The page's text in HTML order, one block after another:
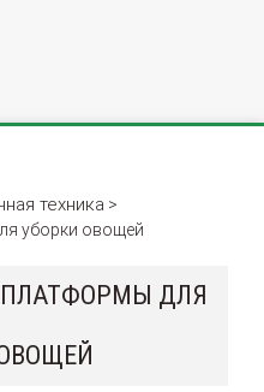
техника >
уборки овощей
ДЛЯ